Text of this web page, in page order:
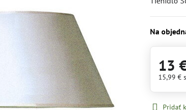
Na
13
15,99 €
Pridať